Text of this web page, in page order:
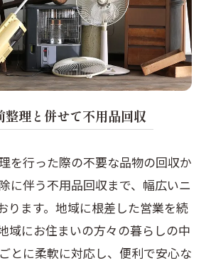
整理と併せて不用品回収
を行った際の不要な品物の回収か
に伴う不用品回収まで、幅広いニ
ります。地域に根差した営業を続
域にお住まいの方々の暮らしの中
とに柔軟に対応し、便利で安心な